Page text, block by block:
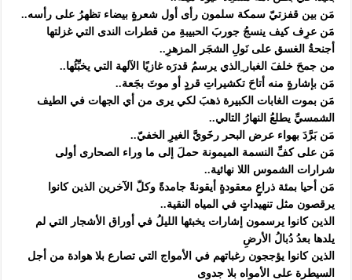
مَن بين قفزتيّ سمكة سلمون رأى أول شعرةٍ بيضاء تظهرُ على رأسه..
مَن عرِف كيف ينسجُ جوربَ الحبيبةِ من قطرات الندى التي غزلتها
أجنحةُ الغسق على نَولِ الشجَر المزهرِ..
من جمحَ خلفَ الغبار ِالذي يرسمُ قدرَه غازيًا الآلهة التي يخبِّئُها..
مَن بإشارةٍ منه أتاحَ تكشيراتِ قردٍ أو موتَ بجَعة..
مَن بموت الغابات الكبيرة ذهبَ لكي يرى من أي الجهات في الطيف
الشمسيِّ يطلعُ النهارُ التالي..
مَن بَرَّدَ بهواء عرض البحر رخَويَّ الغيرِ الخفيّ..
مَن على كفِّ النسمة الميمونة حملَ إلى ما وراء الصحارى أولى
شرارات الشموس اللا نهائية..
مَن أحيا بمئة ذراعٍ معقودةٍ أيقونةً جامدةً وكلّ الآخرين الذين كانوا
يرقصون مثل تنهيداتٍ في المياه النقية..
الذين كانوا يرسمون إشارات يخبئها الليلُ في أوراق الأشجار التي لم
يلدها بعدُ دُبالُ الأرضِ
الذين كانوا يؤججون رغباتهم في الأمواج التي تصارع بلا هوادة من أجل
السيطرة على الأمواه بلا جدوى